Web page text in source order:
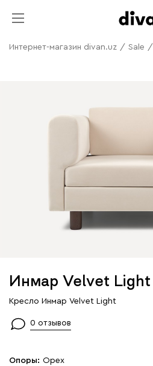
Интернет-магазин divan.uz / Sale /
Инмар Velvet Light
Кресло Инмар Velvet Light
0 отзывов
Опоры: Орех